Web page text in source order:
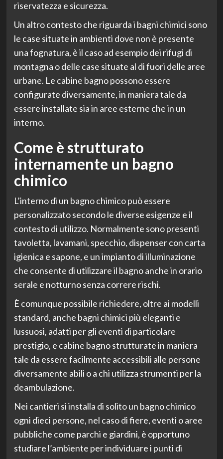
riservatezza e sicurezza.
Un altro contesto che riguarda i bagni chimici sono
le case situate in ambienti dove non è presente
una fognatura, è il caso ad esempio dei rifugi di
montagna o delle case situate al di fuori delle aree
urbane. Le cabine bagno possono essere
configurate diversamente, in maniera tale da
essere installate sia in aree esterne che in un
interno.
Come è strutturato
internamente un bagno
chimico
L’interno di un bagno chimico può essere
personalizzato secondo le diverse esigenze e il
contesto di utilizzo. Normalmente sono presenti
tavoletta, lavamani, specchio, dispenser con carta
igienica e sapone, e un impianto di illuminazione
che consente di utilizzare il bagno anche in orario
serale e notturno senza correre rischi.
È comunque possibile richiedere, oltre ai modelli
standard, anche bagni chimici più eleganti e
lussuosi, adatti per gli eventi di particolare
prestigio, e cabine bagno strutturate in maniera
tale da essere facilmente accessibili alle persone
diversamente abili o a chi utilizza strumenti per la
deambulazione.
Nei cantieri si installa di solito un bagno chimico
ogni dieci persone, nel caso di fiere, eventi o aree
pubbliche come parchi e giardini, è opportuno
studiare l’ambiente per individuare i punti di